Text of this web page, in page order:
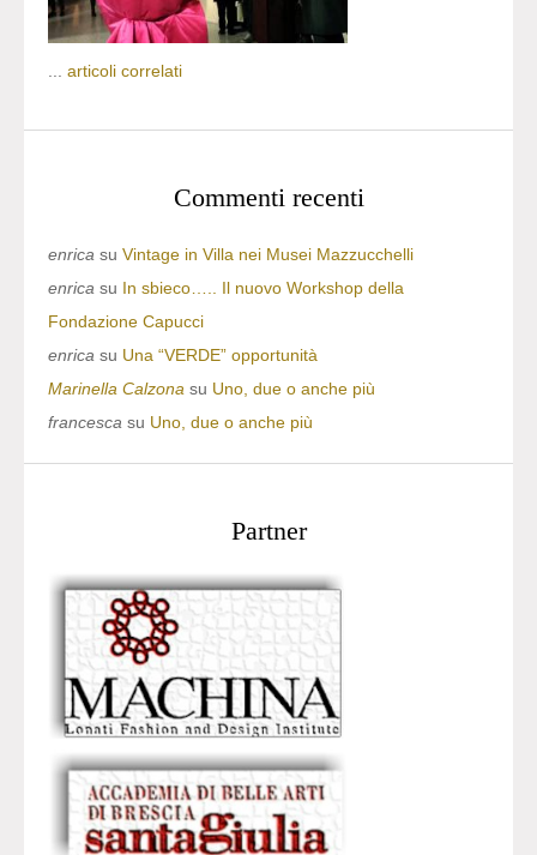
articoli correlati
Commenti recenti
enrica su Vintage in Villa nei Musei Mazzucchelli
enrica su In sbieco….. Il nuovo Workshop della
Fondazione Capucci
enrica su Una “VERDE” opportunità
Marinella Calzona su Uno, due o anche più
francesca su Uno, due o anche più
Partner